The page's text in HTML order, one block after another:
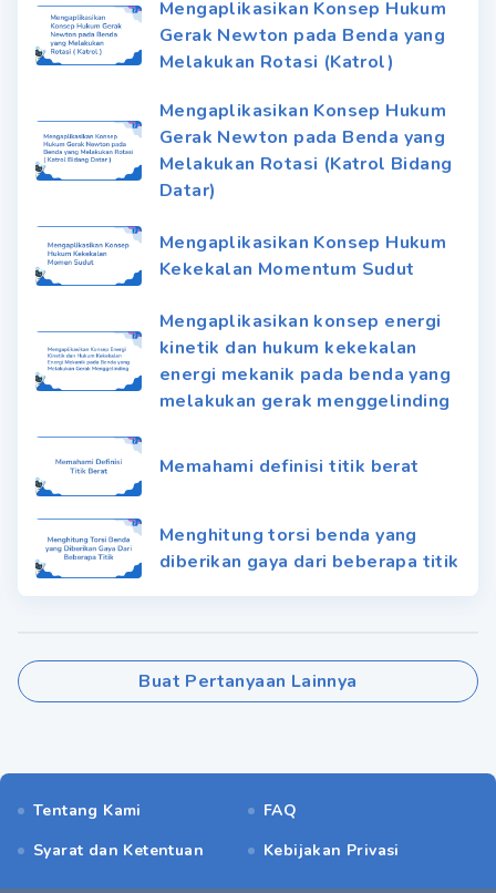
Mengaplikasikan Konsep Hukum
Gerak Newton pada Benda yang
Melakukan Rotasi (Katrol)
Mengaplikasikan Konsep Hukum
Gerak Newton pada Benda yang
Melakukan Rotasi (Katrol Bidang
Datar)
Mengaplikasikan Konsep Hukum
Kekekalan Momentum Sudut
Mengaplikasikan konsep energi
kinetik dan hukum kekekalan
energi mekanik pada benda yang
melakukan gerak menggelinding
Memahami definisi titik berat
Menghitung torsi benda yang
diberikan gaya dari beberapa titik
Buat Pertanyaan Lainnya
Tentang Kami
FAQ
Syarat dan Ketentuan
Kebijakan Privasi